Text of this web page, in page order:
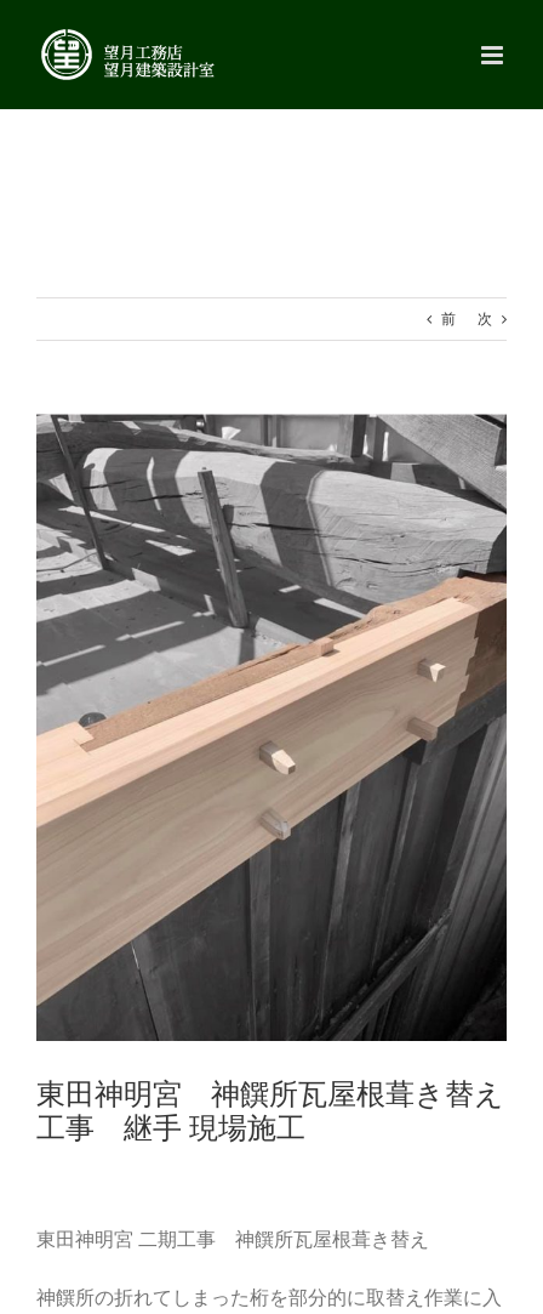
content
前 次
View
Larger
Image
東田神明宮 神饌所瓦屋根葺き替え
工事 継手 現場施工
東田神明宮 二期工事 神饌所瓦屋根葺き替え
神饌所の折れてしまった桁を部分的に取替え作業に入